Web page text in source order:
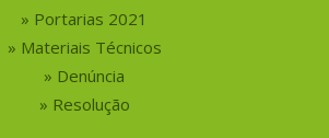
Portarias 2021
Materiais Técnicos
Denúncia
Resolução